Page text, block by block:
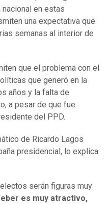
en estas
una expectativa que
semanas al interior de
que el problema con el
que generó en la
años y la falta de
a pesar de que fue
del PPD.
de Ricardo Lagos
presidencial, lo explica
serán figuras muy
es muy atractivo,